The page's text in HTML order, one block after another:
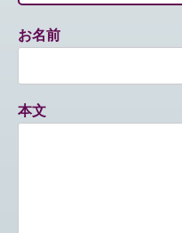
お名前
本文